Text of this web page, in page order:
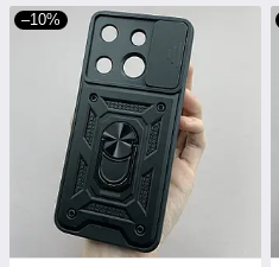
–10%